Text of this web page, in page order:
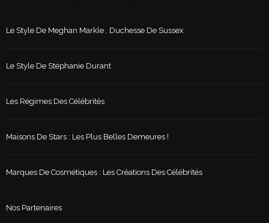
Le Style De Meghan Markle , Duchesse De Sussex
Le Style De Stéphanie Durant
Les Régimes Des Célébrités
Maisons De Stars : Les Plus Belles Demeures !
Marques De Cosmétiques : Les Créations Des Célébrités
Nos Partenaires